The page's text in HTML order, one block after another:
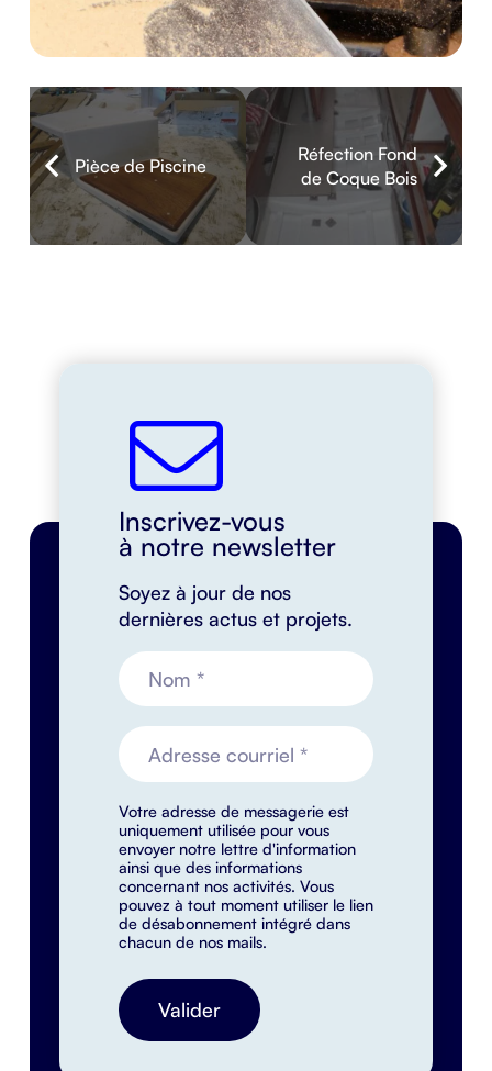
Pièce de Piscine
Réfection Fond
de Coque Bois
Inscrivez-vous
à notre newsletter
Soyez à jour de nos
dernières actus et projets.
Votre adresse de messagerie est
uniquement utilisée pour vous
envoyer notre lettre d'information
ainsi que des informations
concernant nos activités. Vous
pouvez à tout moment utiliser le lien
de désabonnement intégré dans
chacun de nos mails.